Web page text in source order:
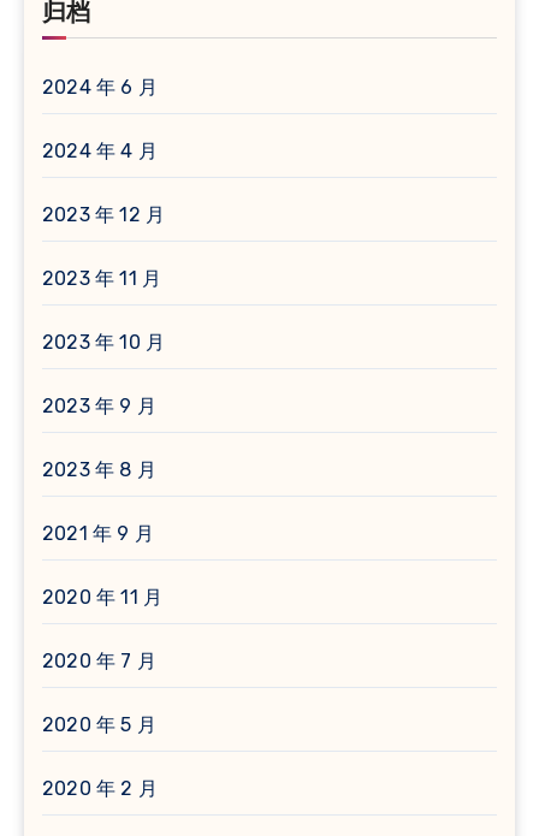
归档
2024 年 6 月
2024 年 4 月
2023 年 12 月
2023 年 11 月
2023 年 10 月
2023 年 9 月
2023 年 8 月
2021 年 9 月
2020 年 11 月
2020 年 7 月
2020 年 5 月
2020 年 2 月